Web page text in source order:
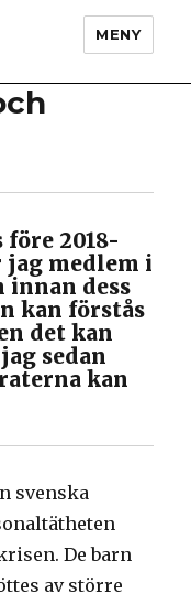
MENY
2018-
jag medlem i
innan dess
kan förstås
det kan
sedan
kan
svenska
De barn
av större